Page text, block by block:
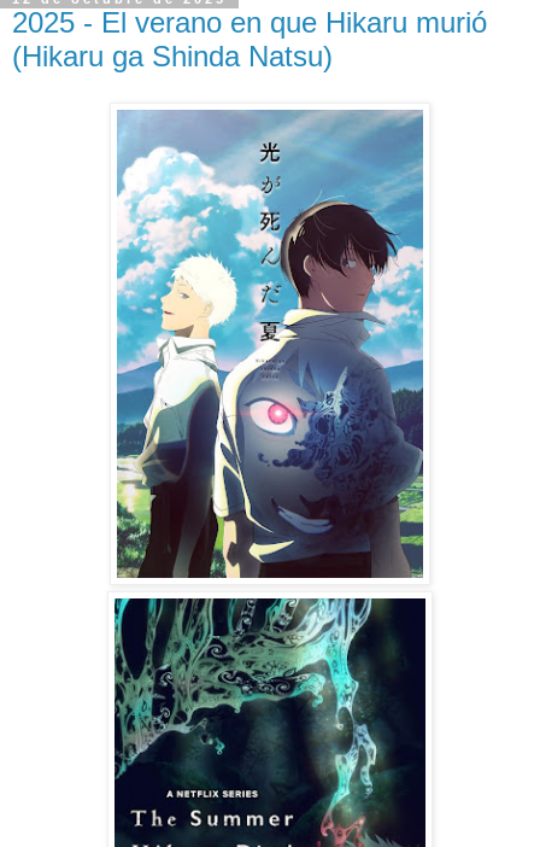
2025 - El verano en que Hikaru murió
(Hikaru ga Shinda Natsu)